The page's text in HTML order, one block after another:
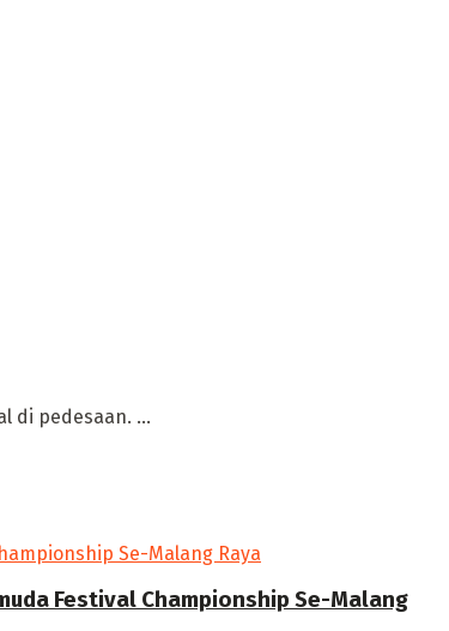
di pedesaan. ...
Festival Championship Se-Malang